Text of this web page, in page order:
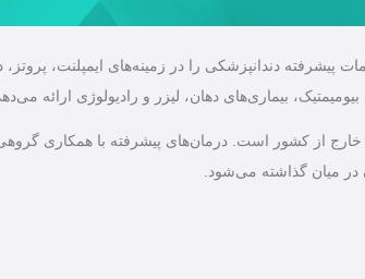
پیشرفته دندانپزشکی را در زمینه‌های ایمپلنت، پروتز،
بیماری‌های دهان، لیزر و رادیولوژی ارائه
و خارج از کشور است. درمان‌های پیشرفته با همکاری
در میان گذاشته می‌شود.